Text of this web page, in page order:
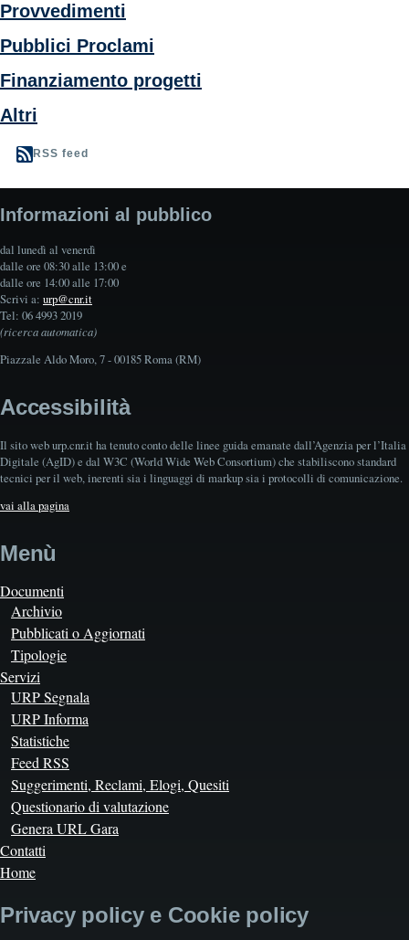
Provvedimenti
Pubblici Proclami
Finanziamento progetti
Altri
RSS feed
Informazioni al pubblico
dal lunedì al venerdì
dalle ore 08:30 alle 13:00 e
dalle ore 14:00 alle 17:00
Scrivi a: urp@cnr.it
Tel: 06 4993 2019
(ricerca automatica)
Piazzale Aldo Moro, 7 - 00185 Roma (RM)
Accessibilità
Il sito web urp.cnr.it ha tenuto conto delle linee guida emanate dall’Agenzia per l’Italia
Digitale (AgID) e dal W3C (World Wide Web Consortium) che stabiliscono standard
tecnici per il web, inerenti sia i linguaggi di markup sia i protocolli di comunicazione.
vai alla pagina
Menù
Documenti
Archivio
Pubblicati o Aggiornati
Tipologie
Servizi
URP Segnala
URP Informa
Statistiche
Feed RSS
Suggerimenti, Reclami, Elogi, Quesiti
Questionario di valutazione
Genera URL Gara
Contatti
Home
Privacy policy e Cookie policy